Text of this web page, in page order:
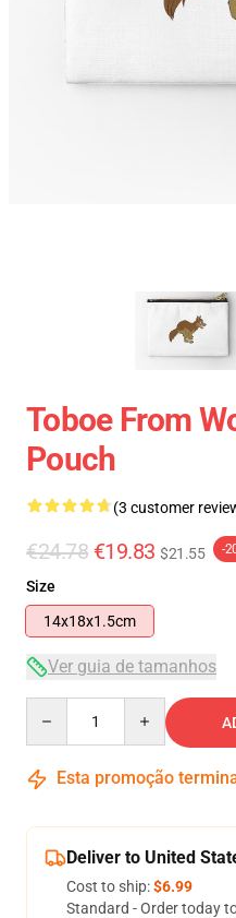
Toboe From
Pouch
(3 customer
€24.78 €19.83 $21.55 -
Size
14x18x1.5cm
Ver guia de tamanhos
Esta promoção
Deliver to United
Cost to ship:$6.99
Standard - Order today